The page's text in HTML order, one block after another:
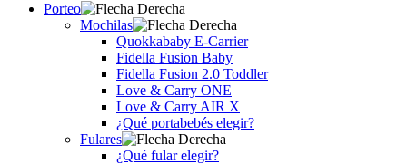
Porteo
Mochilas
Quokkababy E-Carrier
Fidella Fusion Baby
Fidella Fusion 2.0 Toddler
Love & Carry ONE
Love & Carry AIR X
¿Qué portabebés elegir?
Fulares
¿Qué fular elegir?